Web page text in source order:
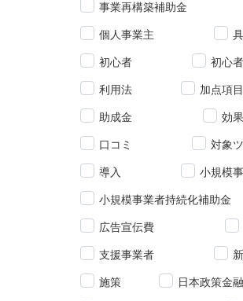
事業再構築補助金
個人事業主
初心者 初心
利用法 加点項
助成金 効
口コミ 対象
導入 小規模
小規模事業者持続化補助金
広告宣伝費
支援事業者
施策 日本政策金